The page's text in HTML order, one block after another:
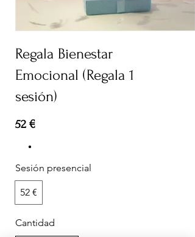
Regala Bienestar
Emocional (Regala 1
sesión)
52 €
Sesión presencial
52 €
Cantidad